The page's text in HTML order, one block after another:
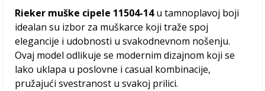
Rieker muške cipele 11504-14u tamnoplavoj boji
idealan su izbor za muškarce koji traže spoj
elegancije i udobnosti u svakodnevnom nošenju.
Ovaj model odlikuje se modernim dizajnom koji se
lako uklapa u poslovne i casual kombinacije,
pružajući svestranost u svakoj prilici.